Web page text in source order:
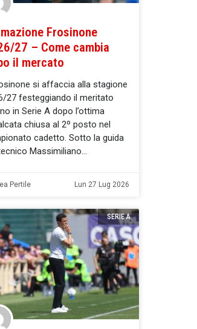
Frosinone
27 – Come cambia
il mercato
si affaccia alla stagione
27 festeggiando il meritato
in Serie A dopo l’ottima
chiusa al 2º posto nel
cadetto. Sotto la guida
Massimiliano
Pertile Lun 27 Lug 2026
SERIE A